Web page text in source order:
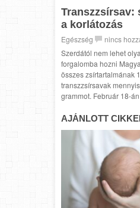
Transzzsírsav:
a korlátozás
Egészség
nincs
Szerdától nem lehet
forgalomba hozni
összes zsírtartalmának
transzzsírsavak
grammot. Február 18-
AJÁNLOTT